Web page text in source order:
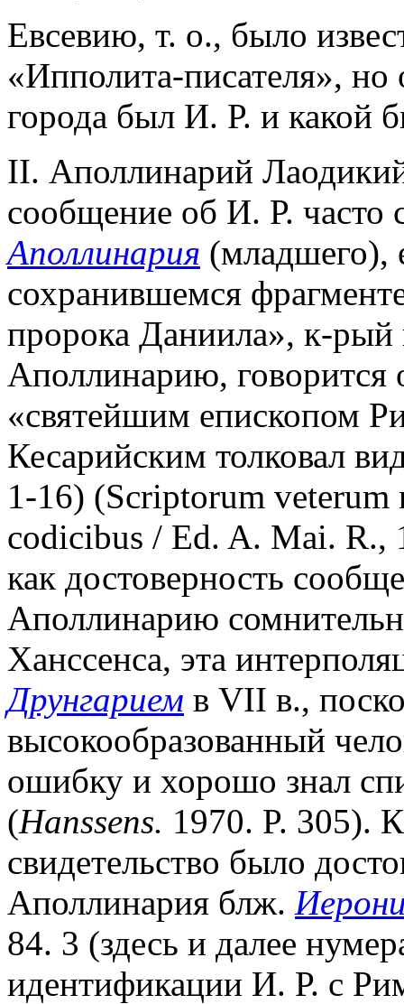
Евсевию, т. о., было
«Ипполита-писателя», но
города был И. Р. и какой
II. Аполлинарий
сообщение об И. Р. часто
Аполлинария (младшего),
сохранившемся
пророка Даниила», к-рый
Аполлинарию,
«святейшим епископом
Кесарийским толковал
1-16) (Scriptorum veterum
codicibus / Ed. A. Mai. R.,
как достоверность
Аполлинарию
Ханссенса, эта
Друнгарием в VII в.,
высокообразованный
ошибку и хорошо знал
(Hanssens. 1970. P. 305).
свидетельство было
Аполлинария блж.
84. 3 (здесь и далее
идентификации И. Р. с